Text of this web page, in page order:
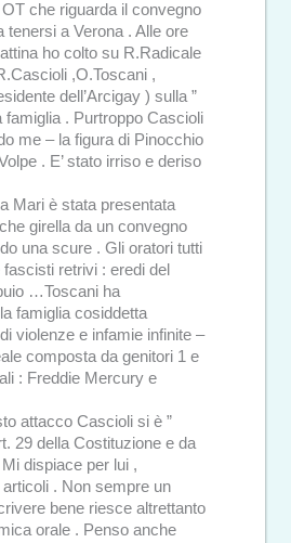
che riguarda il convegno
tenersi a Verona . Alle ore
ho colto su R.Radicale
,O.Toscani ,
dell’Arcigay ) sulla ”
famiglia . Purtroppo Cascioli
me – la figura di Pinocchio
. E’ stato irriso e deriso
Mari è stata presentata
girella da un convegno
una scure . Gli oratori tutti
retrivi : eredi del
…Toscani ha
famiglia cosiddetta
violenze e infamie infinite –
composta da genitori 1 e
: Freddie Mercury e
attacco Cascioli si è ”
29 della Costituzione e da
dispiace per lui ,
. Non sempre un
bene riesce altrettanto
orale . Penso anche